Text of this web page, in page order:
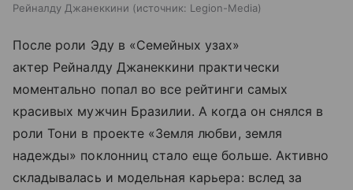
Рейналду Джанеккини источник: Legion-Media
После роли Эду в «Семейных узах»
актер Рейналду Джанеккини практически
моментально попал во все рейтинги самых
красивых мужчин Бразилии. А когда он снялся в
роли Тони в проекте «Земля любви, земля
надежды» поклонниц стало еще больше. Активно
складывалась и модельная карьера: вслед за